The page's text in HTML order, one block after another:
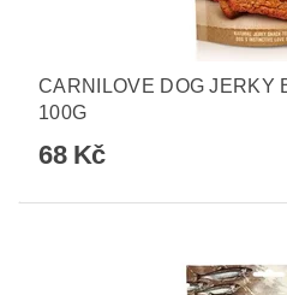
CARNILOVE DOG JERKY
100G
68 Kč